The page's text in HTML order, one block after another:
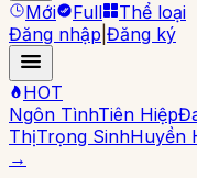
Mới Full
Thể loại
Đăng nhập Đăng ký
HOT
Ngôn TìnhTiên Hiệp
ThịTrọng SinhHuyền
→